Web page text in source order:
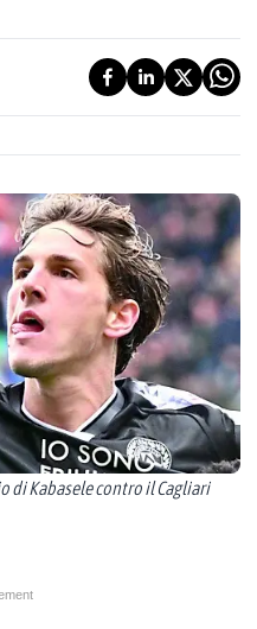
di Kabasele contro il Cagliari